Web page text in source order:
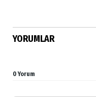
YORUMLAR
0 Yorum